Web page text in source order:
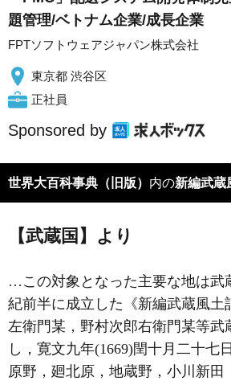
題管理/ベトナム企業/成長企業
FPTソフトウェアジャパン株式会社
東京都 渋谷区
正社員
Sponsored by
世界大百科事典（旧版） 内の新編武蔵
【武蔵国】より
…この対象となった主要な地は武
紀前半に成立した《新編武蔵風土
左衛門某，野村次郎右衛門某等武
し，寛文九年(1669)閏十月二十七
原野，廻北原，地蔵野，小川新田